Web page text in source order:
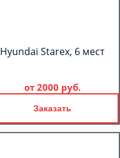
Hyundai Starex, 6 мест
от 2000 руб.
Заказать